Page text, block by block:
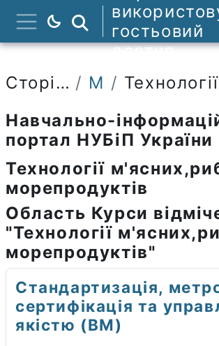
Перейти до головного
Бокова панель
Пошук курсів
гостьовий
доступ
Сторінки сайту Мітки
Навчально-
портал НУБіП України
Технології
морепродуктів
Область Курси
"Технології
морепродуктів"
Стандартизація,
сертифікація та
якістю (ВМ)